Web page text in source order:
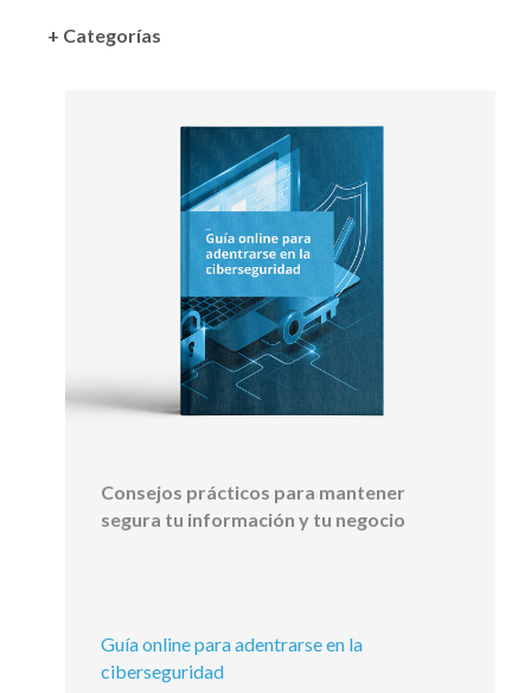
+ Categorías
Consejos prácticos para mantener
segura tu información y tu negocio
Guía online para adentrarse en la
ciberseguridad